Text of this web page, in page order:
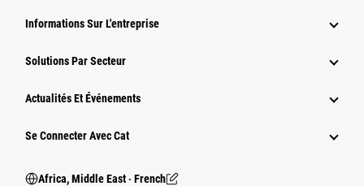
Informations Sur L'entreprise
Solutions Par Secteur
Actualités Et Événements
Se Connecter Avec Cat
Africa, Middle East ‧ French